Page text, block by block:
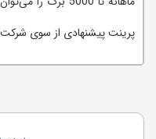
پرینت پیشنهادی از سوی شرکت اچ پی 1500 برگ